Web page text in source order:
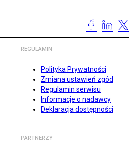
REGULAMIN
Polityka Prywatności
Zmiana ustawień zgód
Regulamin serwisu
Informacje o nadawcy
Deklaracja dostępności
PARTNERZY